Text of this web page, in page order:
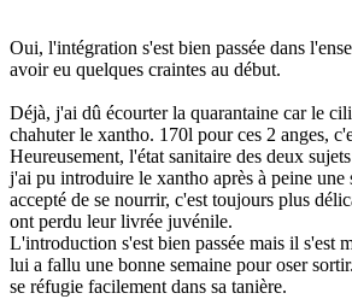
Oui, l'intégration s'est bien passée dans
avoir eu quelques craintes au début.
Déjà, j'ai dû écourter la quarantaine car le
chahuter le xantho. 170l pour ces 2 anges,
Heureusement, l'état sanitaire des deux
j'ai pu introduire le xantho après à peine une
accepté de se nourrir, c'est toujours plus
ont perdu leur livrée juvénile.
L'introduction s'est bien passée mais il s'est
lui a fallu une bonne semaine pour oser
se réfugie facilement dans sa tanière.